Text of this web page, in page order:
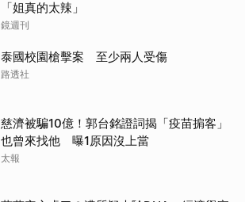
「姐真的太辣」
鏡週刊
泰國校園槍擊案 至少兩人受傷
路透社
慈濟被騙10億！郭台銘證詞揭「疫苗掮客」
也曾來找他 曝1原因沒上當
太報